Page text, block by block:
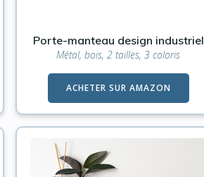
Porte-manteau design industriel
Métal, bois, 2 tailles, 3 coloris
ACHETER SUR AMAZON